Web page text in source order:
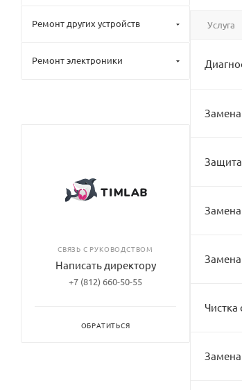
Услуга
Чистка
Замена
Ремонт других устройств
Ремонт электроники
СВЯЗЬ С РУКОВОДСТВОМ
Написать директору
+7 (812) 660-50-55
ОБРАТИТЬСЯ